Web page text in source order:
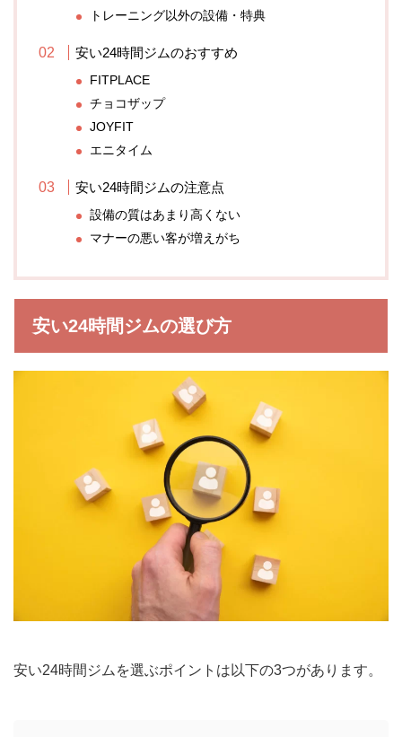
トレーニング以外の設備・特典
安い24時間ジムのおすすめ
FITPLACE
チョコザップ
JOYFIT
エニタイム
安い24時間ジムの注意点
設備の質はあまり高くない
マナーの悪い客が増えがち
安い24時間ジムの選び方
安い24時間ジムを選ぶポイントは以下の3つがあります。